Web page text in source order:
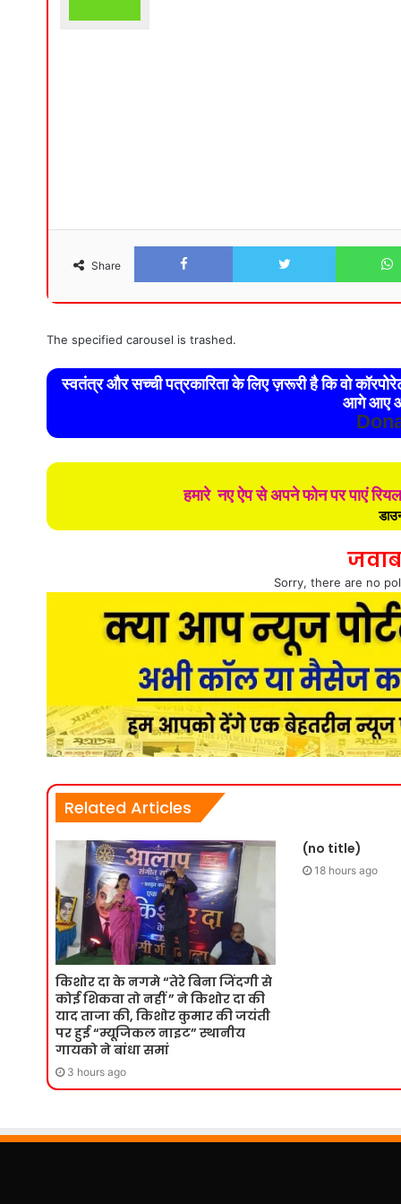
Share
Facebook Twitter
The specified carousel is trashed.
स्वतंत्र और सच्ची पत्रकारिता के लिए ज़रूरी है कि वो
आगे आए
हमारे नए ऐप से अपने फोन पर पाएं
Sorry, there are no
Related Articles
किशोर दा के नगमे “तेरे बिना जिंदगी से
कोई शिकवा तो नहीं ” ने किशोर दा की
याद ताजा की, किशोर कुमार की जयंती
पर हुई “म्यूजिकल नाइट” स्थानीय
गायको ने बांधा समां
3 hours ago
(no title)
18 hours ago